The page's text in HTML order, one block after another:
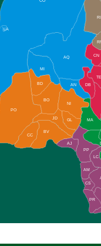
AQ
MI
AN
RI
MA
BD
BO
NI
JD
PO
BV
CC
PP
AJ
LC
AM
DB
TE
CS
PR
CN
GL
LA